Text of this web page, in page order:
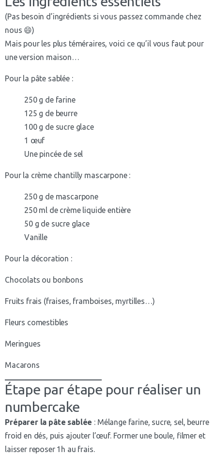
(Pas besoin d’ingrédients si vous passez commande chez
nous 😄)
Mais pour les plus téméraires, voici ce qu’il vous faut pour
une version maison…
Pour la pâte sablée :
250 g de farine
125 g de beurre
100 g de sucre glace
1 œuf
Une pincée de sel
Pour la crème chantilly mascarpone :
250 g de mascarpone
250 ml de crème liquide entière
50 g de sucre glace
Vanille
Pour la décoration :
Chocolats ou bonbons
Fruits frais (fraises, framboises, myrtilles…)
Fleurs comestibles
Meringues
Macarons
Étape par étape pour réaliser un
numbercake
Préparer la pâte sablée : Mélange farine, sucre, sel, beurre
froid en dés, puis ajouter l’œuf. Former une boule, filmer et
laisser reposer 1h au frais.